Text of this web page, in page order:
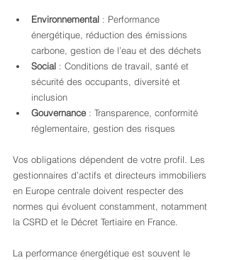
Environnemental : Performance
énergétique, réduction des émissions
carbone, gestion de l’eau et des déchets
Social : Conditions de travail, santé et
sécurité des occupants, diversité et
inclusion
Gouvernance : Transparence, conformité
réglementaire, gestion des risques
Vos obligations dépendent de votre profil. Les
gestionnaires d’actifs et directeurs immobiliers
en Europe centrale doivent respecter des
normes qui évoluent constamment, notamment
la CSRD et le Décret Tertiaire en France.
La performance énergétique est souvent le